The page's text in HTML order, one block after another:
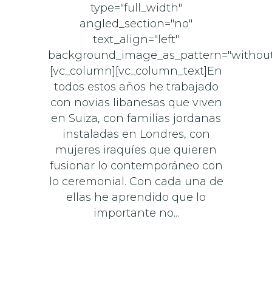
type="full_width"
angled_section="no"
text_align="left"
[vc_column][vc_column_text]En
todos estos años he trabajado
con novias libanesas que viven
en Suiza, con familias jordanas
instaladas en Londres, con
mujeres iraquíes que quieren
fusionar lo contemporáneo con
lo ceremonial. Con cada una de
ellas he aprendido que lo
importante no...